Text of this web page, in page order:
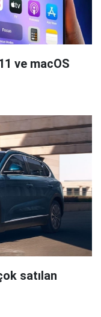
ve macOS
satılan